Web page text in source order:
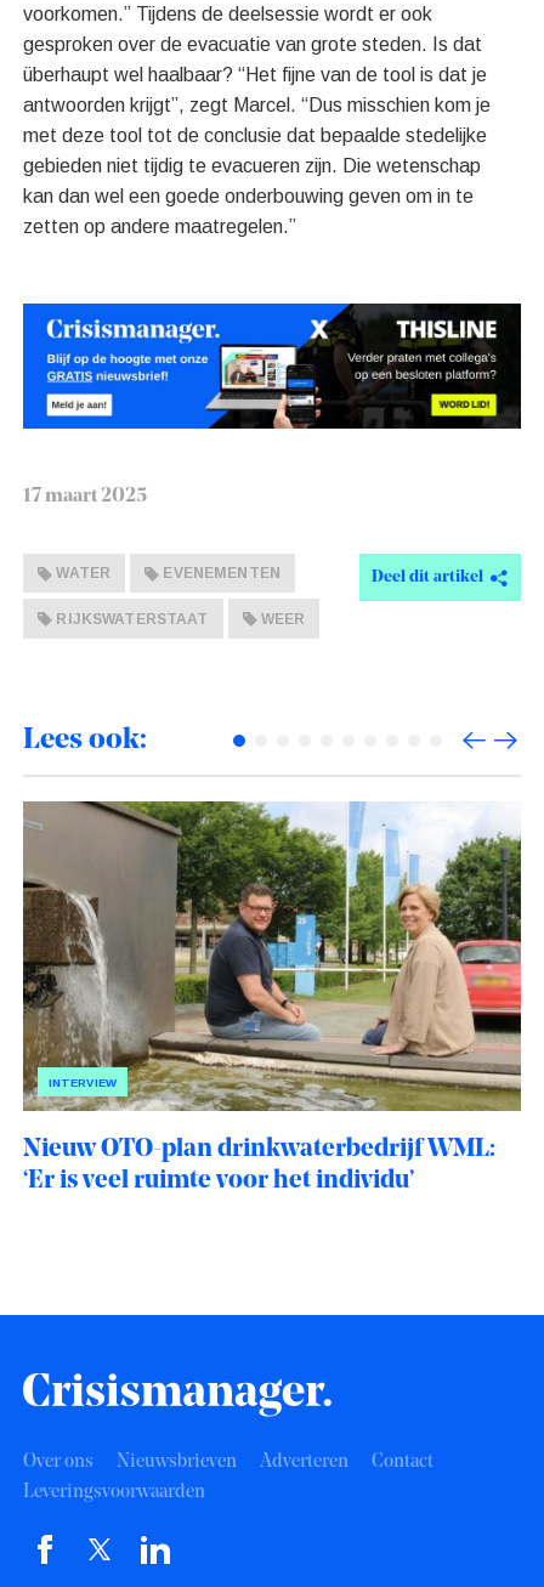
voorkomen.” Tijdens de deelsessie wordt er ook
gesproken over de evacuatie van grote steden. Is dat
überhaupt wel haalbaar? “Het fijne van de tool is dat je
antwoorden krijgt”, zegt Marcel. “Dus misschien kom je
met deze tool tot de conclusie dat bepaalde stedelijke
gebieden niet tijdig te evacueren zijn. Die wetenschap
kan dan wel een goede onderbouwing geven om in te
zetten op andere maatregelen.”
17 maart 2025
WATER EVENEMENTEN
RIJKSWATERSTAAT WEER
Deel dit artikel
Lees ook:
INTERVIEW
Nieuw OTO-plan drinkwaterbedrijf WML:
‘Er is veel ruimte voor het individu’
Over ons Nieuwsbrieven Adverteren
Contact
Leveringsvoorwaarden